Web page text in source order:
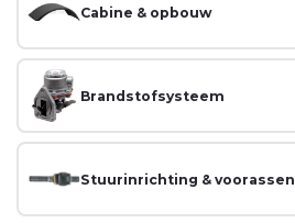
Cabine & opbouw
Brandstofsysteem
Stuurinrichting & voorassen